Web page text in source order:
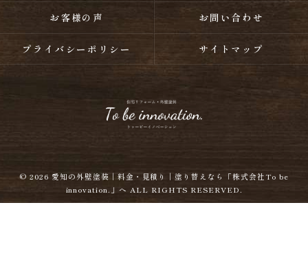
お客様の声 お問い合わせ
プライバシーポリシー サイトマップ
© 2026 愛知の外壁塗装｜料金・見積り｜塗り替えなら「株式会社To be
innovation.」へ ALL RIGHTS RESERVED.